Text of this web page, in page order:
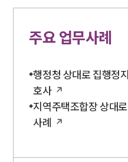
주요 업무사례
행정청 상대로 집행정
호사
지역주택조합장 상대
사례